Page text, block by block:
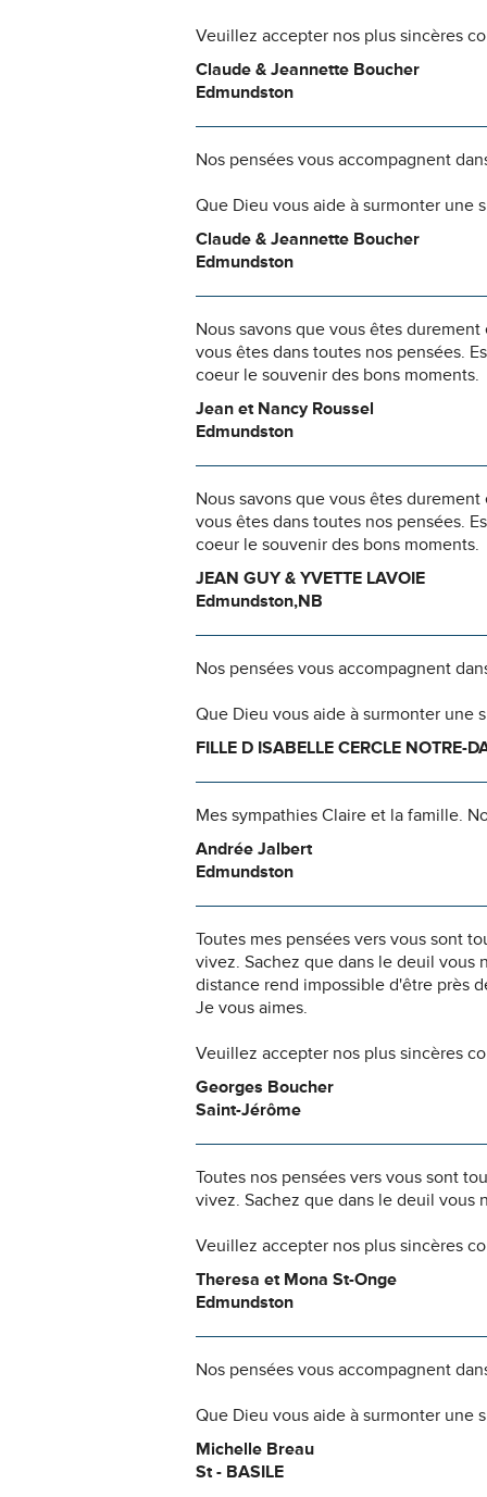
Veuillez accepter nos plus sincères
Claude & Jeannette Boucher
Edmundston
Nos pensées vous accompagnent
Que Dieu vous aide à surmonter une
Claude & Jeannette Boucher
Edmundston
Nous savons que vous êtes
vous êtes dans toutes nos pensées.
coeur le souvenir des bons moments.
Jean et Nancy Roussel
Edmundston
Nous savons que vous êtes
vous êtes dans toutes nos pensées.
coeur le souvenir des bons moments.
JEAN GUY & YVETTE LAVOIE
Edmundston,NB
Nos pensées vous accompagnent
Que Dieu vous aide à surmonter une
FILLE D ISABELLE CERCLE NOTRE-
Mes sympathies Claire et la famille.
Andrée Jalbert
Edmundston
Toutes mes pensées vers vous sont
vivez. Sachez que dans le deuil vous
distance rend impossible d'être près
Je vous aimes.
Veuillez accepter nos plus sincères
Georges Boucher
Saint-Jérôme
Toutes nos pensées vers vous sont
vivez. Sachez que dans le deuil vous
Veuillez accepter nos plus sincères
Theresa et Mona St-Onge
Edmundston
Nos pensées vous accompagnent
Que Dieu vous aide à surmonter une
Michelle Breau
St - BASILE